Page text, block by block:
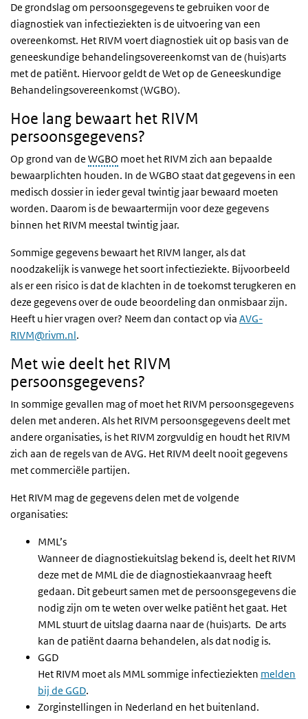
De grondslag om persoonsgegevens te gebruiken voor de
diagnostiek van infectieziekten is de uitvoering van een
overeenkomst. Het RIVM voert diagnostiek uit op basis van de
geneeskundige behandelingsovereenkomst van de (huis)arts
met de patiënt. Hiervoor geldt de Wet op de Geneeskundige
Behandelingsovereenkomst (WGBO).
Hoe lang bewaart het RIVM
persoonsgegevens?
Op grond van de WGBO moet het RIVM zich aan bepaalde
bewaarplichten houden. In de WGBO staat dat gegevens in een
medisch dossier in ieder geval twintig jaar bewaard moeten
worden. Daarom is de bewaartermijn voor deze gegevens
binnen het RIVM meestal twintig jaar.
Sommige gegevens bewaart het RIVM langer, als dat
noodzakelijk is vanwege het soort infectieziekte. Bijvoorbeeld
als er een risico is dat de klachten in de toekomst terugkeren en
deze gegevens over de oude beoordeling dan onmisbaar zijn.
Heeft u hier vragen over? Neem dan contact op via AVG-
RIVM@rivm.nl.
Met wie deelt het RIVM
persoonsgegevens?
In sommige gevallen mag of moet het RIVM persoonsgegevens
delen met anderen. Als het RIVM persoonsgegevens deelt met
andere organisaties, is het RIVM zorgvuldig en houdt het RIVM
zich aan de regels van de AVG. Het RIVM deelt nooit gegevens
met commerciële partijen.
Het RIVM mag de gegevens delen met de volgende
organisaties:
MML’s
Wanneer de diagnostiekuitslag bekend is, deelt het RIVM
deze met de MML die de diagnostiekaanvraag heeft
gedaan. Dit gebeurt samen met de persoonsgegevens die
nodig zijn om te weten over welke patiënt het gaat. Het
MML stuurt de uitslag daarna naar de (huis)arts. De arts
kan de patiënt daarna behandelen, als dat nodig is.
GGD
Het RIVM moet als MML sommige infectieziekten melden
bij de GGD.
Zorginstellingen in Nederland en het buitenland.